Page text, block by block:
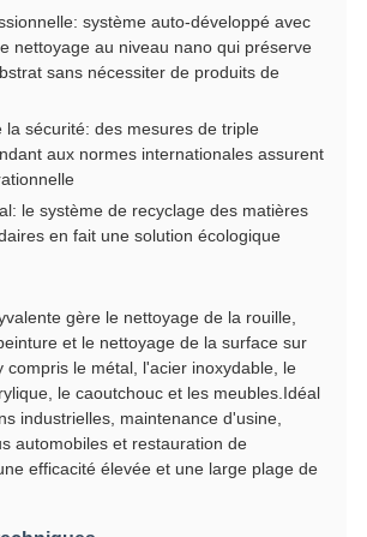
système auto-développé avec
nettoyage au niveau nano qui préserve
sans nécessiter de produits de
la sécurité: des mesures de triple
aux normes internationales assurent
le système de recyclage des matières
en fait une solution écologique
gère le nettoyage de la rouille,
et le nettoyage de la surface sur
compris le métal, l'acier inoxydable, le
le caoutchouc et les meubles.Idéal
industrielles, maintenance d'usine,
automobiles et restauration de
efficacité élevée et une large plage de